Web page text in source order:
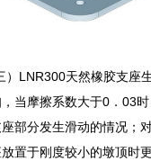
）LNR300天然橡胶支座
当摩擦系数大于0．03
部分发生滑动的情况；
置于刚度较小的墩顶时